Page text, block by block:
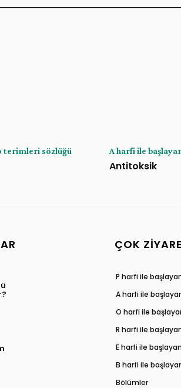
terimleri sözlüğü A harfi ile
Antitoksik
ÇOK
P harfi ile
A harfi ile
O harfi ile
R harfi ile
E harfi ile
B harfi ile
Bölümler